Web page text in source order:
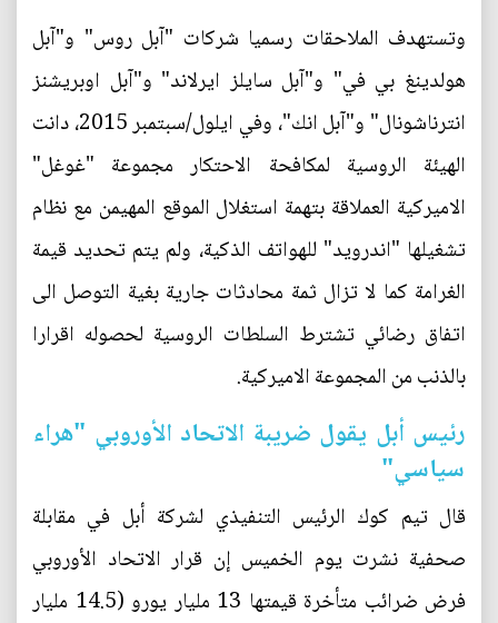
وتستهدف الملاحقات رسميا شركات "آبل روس" و"آبل
هولدينغ بي في" و"آبل سايلز ايرلاند" و"آبل اوبريشنز
انترناشونال" و"آبل انك"، وفي ايلول/سبتمبر 2015، دانت
الهيئة الروسية لمكافحة الاحتكار مجموعة "غوغل"
الاميركية العملاقة بتهمة استغلال الموقع المهيمن مع نظام
تشغيلها "اندرويد" للهواتف الذكية، ولم يتم تحديد قيمة
الغرامة كما لا تزال ثمة محادثات جارية بغية التوصل الى
اتفاق رضائي تشترط السلطات الروسية لحصوله اقرارا
بالذنب من المجموعة الاميركية.
رئيس أبل يقول ضريبة الاتحاد الأوروبي "هراء
سياسي"
قال تيم كوك الرئيس التنفيذي لشركة أبل في مقابلة
صحفية نشرت يوم الخميس إن قرار الاتحاد الأوروبي
فرض ضرائب متأخرة قيمتها 13 مليار يورو (14.5 مليار